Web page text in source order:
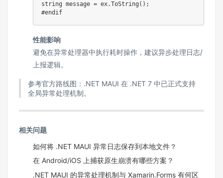
string message = ex.ToString ( ) ;
#endif
性能影响
避免在异常处理器中执行耗时操作，建议异步处理日志/
上报逻辑。
参考官方路线图：.NET MAUI 在 .NET 7 中已正式支持
全局异常处理机制。
相关问题
如何将 .NET MAUI 异常日志保存到本地文件？
在 Android/iOS 上捕获原生崩溃有哪些方案？
.NET MAUI 的异常处理机制与 Xamarin.Forms 有何区